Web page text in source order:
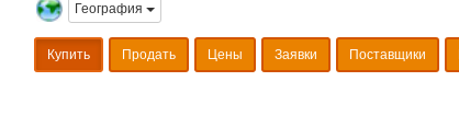
География
Купить Продать Цены Заявки Поставщики